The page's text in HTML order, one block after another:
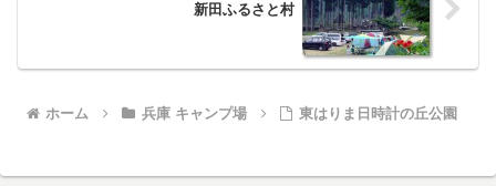
新田ふるさと村
ホーム 兵庫 キャンプ場 東はりま日時計の丘公園